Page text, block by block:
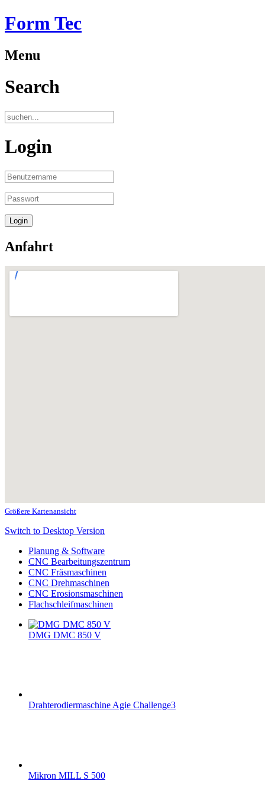
Form Tec
Menu
Search
Login
Anfahrt
Größere Kartenansicht
Switch to Desktop Version
Planung & Software
CNC Bearbeitungszentrum
CNC Fräsmaschinen
CNC Drehmaschinen
CNC Erosionsmaschinen
Flachschleifmaschinen
DMG DMC 850 V
Drahterodiermaschine Agie Challenge3
Mikron MILL S 500